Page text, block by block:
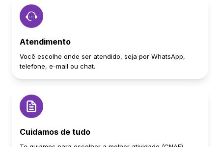
Atendimento
Você escolhe onde ser atendido, seja por WhatsApp,
telefone, e-mail ou chat.
Cuidamos de tudo